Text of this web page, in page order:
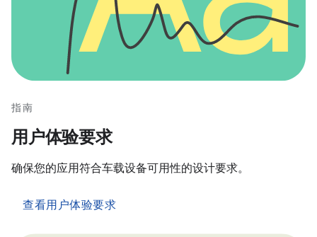
指南
用户体验要求
确保您的应用符合车载设备可用性的设计要求。
查看用户体验要求